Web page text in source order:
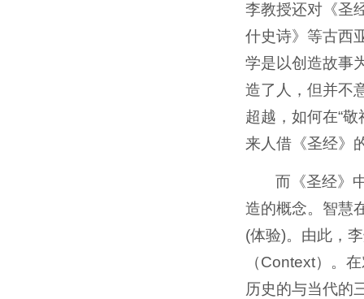
李教授还对《圣
什史诗》等古西
学是以创造故事
造了人，但并不
超越，如何在“
来人借《圣经》
而《圣经》
造的概念。智慧
(体验)。由此，
（Context）。
历史的与当代的